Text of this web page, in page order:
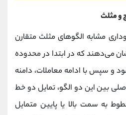
و مثلث
مشابه الگوهای مثلث متقارن
می‌دهند که در ابتدا در محدوده
و سپس با ادامه معاملات، دامنه
بین این دو الگو، تمایل دو خط
به سمت بالا یا پایین متمایل